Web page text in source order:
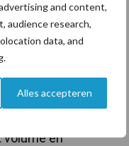
and content,
audience research,
data, and
Alles accepteren
Partner nieuws
volume en